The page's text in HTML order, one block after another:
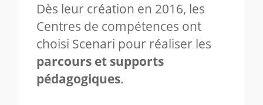
Dès leur création en 2016, les
Centres de compétences ont
choisi Scenari pour réaliser les
parcours et supports
pédagogiques.